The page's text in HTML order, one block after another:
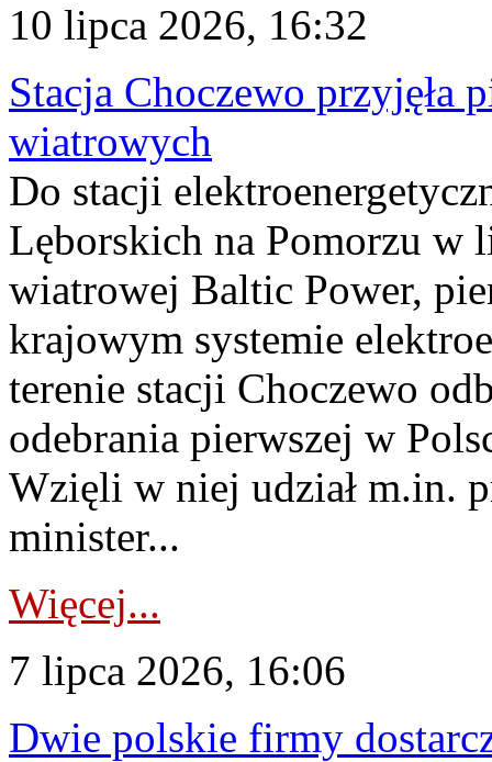
10 lipca 2026, 16:32
Stacja Choczewo przyjęła
wiatrowych
Do stacji
Lęborskich na Pomorzu w
wiatrowej Baltic Power,
krajowym systemie
terenie stacji Choczewo
odebrania pierwszej w
Wzięli w niej udział m.in.
minister...
Więcej...
7 lipca 2026, 16:06
Dwie polskie firmy